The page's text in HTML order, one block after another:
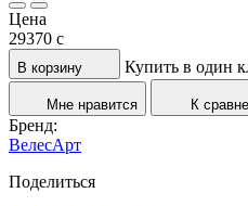
Цена
29370 c
В корзину Купить в один
Мне нравится К
Бренд:
ВелесАрт
Поделиться